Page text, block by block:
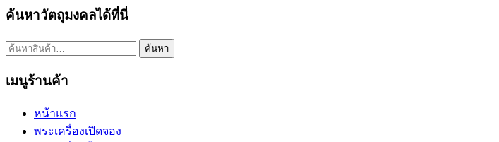
ค้นหาวัตถุมงคลได้ที่นี่
ค้นหา: ค้นหา
เมนูร้านค้า
หน้าแรก
พระเครื่องเปิดจอง